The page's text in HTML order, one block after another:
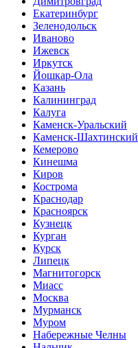
Екатеринбург
Зеленодольск
Иваново
Ижевск
Иркутск
Йошкар-Ола
Казань
Калининград
Калуга
Каменск-Уральский
Каменск-Шахтинский
Кемерово
Кинешма
Киров
Кострома
Краснодар
Красноярск
Кузнецк
Курган
Курск
Липецк
Магнитогорск
Миасс
Москва
Мурманск
Муром
Набережные Челны